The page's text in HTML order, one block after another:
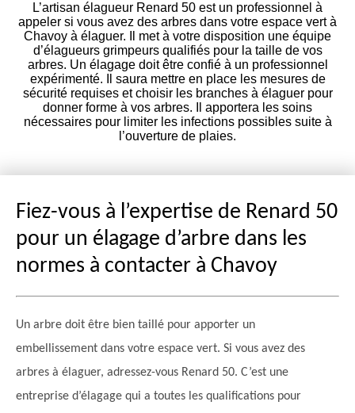
L’artisan élagueur Renard 50 est un professionnel à
appeler si vous avez des arbres dans votre espace vert à
Chavoy à élaguer. Il met à votre disposition une équipe
d’élagueurs grimpeurs qualifiés pour la taille de vos
arbres. Un élagage doit être confié à un professionnel
expérimenté. Il saura mettre en place les mesures de
sécurité requises et choisir les branches à élaguer pour
donner forme à vos arbres. Il apportera les soins
nécessaires pour limiter les infections possibles suite à
l’ouverture de plaies.
Fiez-vous à l’expertise de Renard 50
pour un élagage d’arbre dans les
normes à contacter à Chavoy
Un arbre doit être bien taillé pour apporter un
embellissement dans votre espace vert. Si vous avez des
arbres à élaguer, adressez-vous Renard 50. C’est une
entreprise d’élagage qui a toutes les qualifications pour